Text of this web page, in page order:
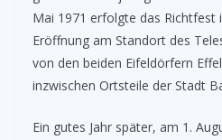
Mai 1971 erfolgte das Richtfest
Eröffnung am Standort des
von den beiden Eifeldörfern
inzwischen Ortsteile der Stadt
Ein gutes Jahr später, am 1.